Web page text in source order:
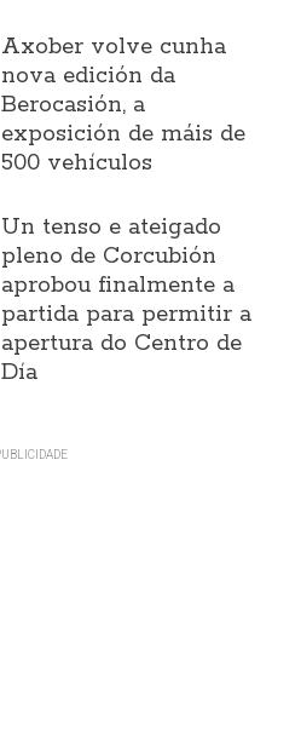
Axober volve cunha
nova edición da
Berocasión, a
exposición de máis de
500 vehículos
Un tenso e ateigado
pleno de Corcubión
aprobou finalmente a
partida para permitir a
apertura do Centro de
Día